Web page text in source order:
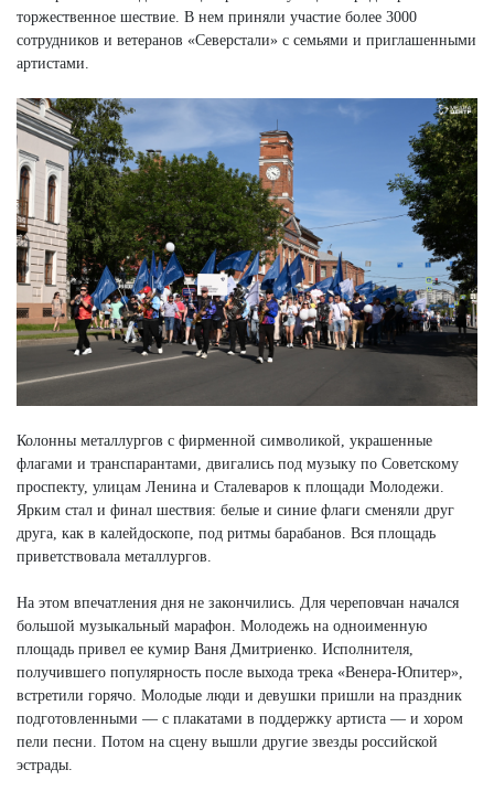
торжественное шествие. В нем приняли участие более 3000
сотрудников и ветеранов «Северстали» с семьями и приглашенными
артистами.
Колонны металлургов с фирменной символикой, украшенные
флагами и транспарантами, двигались под музыку по Советскому
проспекту, улицам Ленина и Сталеваров к площади Молодежи.
Ярким стал и финал шествия: белые и синие флаги сменяли друг
друга, как в калейдоскопе, под ритмы барабанов. Вся площадь
приветствовала металлургов.
На этом впечатления дня не закончились. Для череповчан начался
большой музыкальный марафон. Молодежь на одноименную
площадь привел ее кумир Ваня Дмитриенко. Исполнителя,
получившего популярность после выхода трека «Венера-Юпитер»,
встретили горячо. Молодые люди и девушки пришли на праздник
подготовленными — с плакатами в поддержку артиста — и хором
пели песни. Потом на сцену вышли другие звезды российской
эстрады.